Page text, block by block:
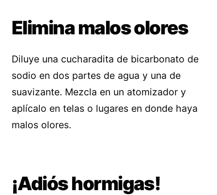
Elimina malos olores
Diluye una cucharadita de bicarbonato de
sodio en dos partes de agua y una de
suavizante. Mezcla en un atomizador y
aplícalo en telas o lugares en donde haya
malos olores.
¡Adiós hormigas!